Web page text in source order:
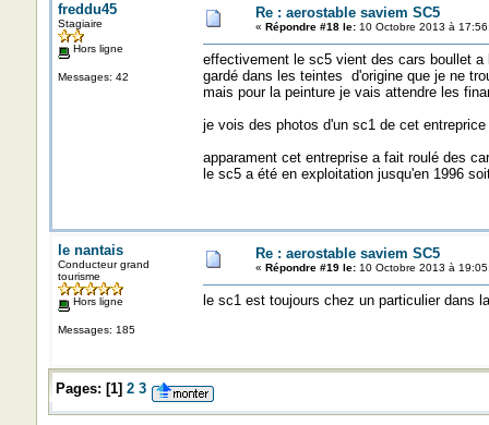
freddu45
Stagiaire
Hors ligne
Messages: 42
Re : aerostable saviem SC5
« Répondre #18 le:10 Octobre 2013 à
effectivement le sc5 vient des cars boullet
gardé dans les teintes d'origine que je ne
mais pour la peinture je vais attendre les
je vois des photos d'un sc1 de cet
apparament cet entreprise a fait roulé des
le sc5 a été en exploitation jusqu'en 1996
le nantais
Conducteur grand
tourisme
Hors ligne
Messages: 185
Re : aerostable saviem SC5
« Répondre #19 le:10 Octobre 2013 à
le sc1 est toujours chez un particulier dans
Pages: [1] 2 3